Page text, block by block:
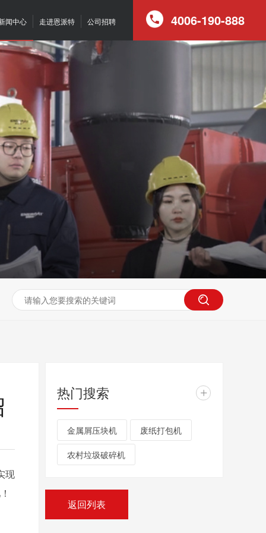
4006-190-888
闻中心 走进恩派特 公司招聘
现
热门搜索 +
金属屑压块机 废纸打包机
农村垃圾破碎机
返回列表